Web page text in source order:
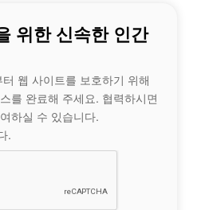
위한 신속한 인간
웹 사이트를 보호하기 위해
를 완료해 주세요. 협력하시면
하실 수 있습니다.
.